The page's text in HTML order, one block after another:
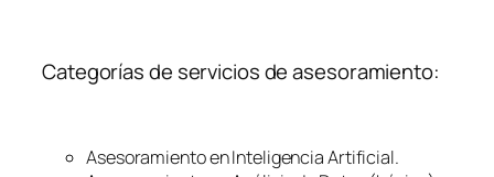
Categorías de servicios de asesoramiento:
Asesoramiento en Inteligencia Artificial.